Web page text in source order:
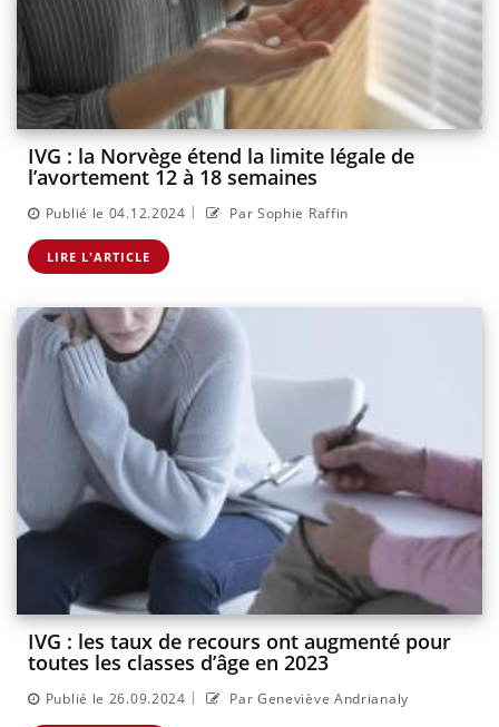
IVG : la Norvège étend la limite légale de
l’avortement 12 à 18 semaines
Publié le 04.12.2024 | Par Sophie Raffin
LIRE L'ARTICLE
IVG : les taux de recours ont augmenté pour
toutes les classes d’âge en 2023
Publié le 26.09.2024 | Par Geneviève Andrianaly